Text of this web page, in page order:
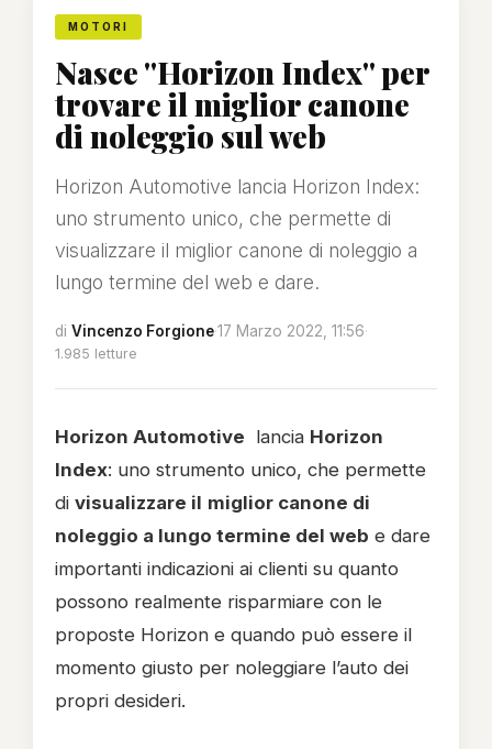
MOTORI
Nasce "Horizon Index" per
trovare il miglior canone
di noleggio sul web
Horizon Automotive lancia Horizon Index:
uno strumento unico, che permette di
visualizzare il miglior canone di noleggio a
lungo termine del web e dare.
di Vincenzo Forgione·17 Marzo 2022, 11:56·
1.985 letture
Horizon Automotive lancia Horizon
Index: uno strumento unico, che permette
di visualizzare il miglior canone di
noleggio a lungo termine del web e dare
importanti indicazioni ai clienti su quanto
possono realmente risparmiare con le
proposte Horizon e quando può essere il
momento giusto per noleggiare l’auto dei
propri desideri.